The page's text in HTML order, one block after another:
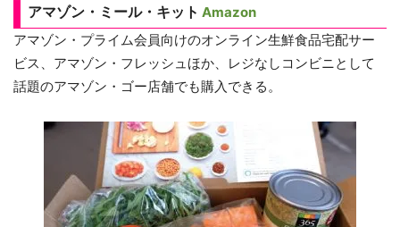
アマゾン・ミール・キット Amazon
アマゾン・プライム会員向けのオンライン生鮮食品宅配サー
ビス、アマゾン・フレッシュほか、レジなしコンビニとして
話題のアマゾン・ゴー店舗でも購入できる。